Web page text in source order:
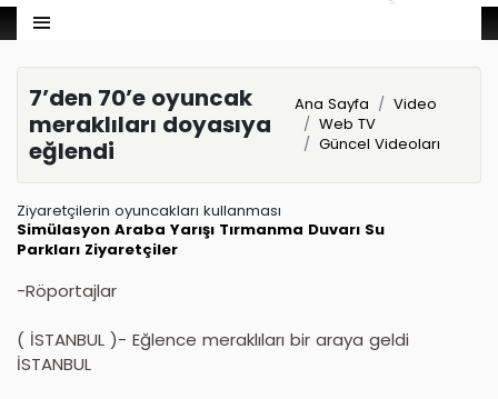
7’den 70’e oyuncak
meraklıları doyasıya
eğlendi
Ana Sayfa
Video
Web TV
Güncel Videoları
Ziyaretçilerin oyuncakları kullanması
Simülasyon Araba Yarışı Tırmanma Duvarı Su
Parkları Ziyaretçiler
-Röportajlar
( İSTANBUL )- Eğlence meraklıları bir araya geldi
İSTANBUL